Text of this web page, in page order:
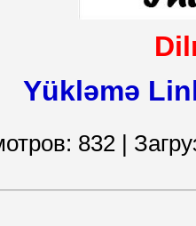
Yükləmə
832